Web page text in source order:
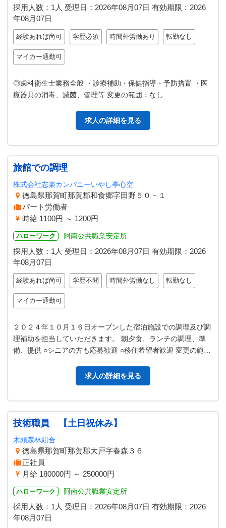
採用人数：1人 受理日： 2026年08月07日 有効期限： 2026
年08月07日
経験あれば尚可 学歴必須 時間外労働あり 転勤なし
マイカー通勤可
◎歯科衛生士業務全般 ・診療補助・保健指導・予防措置 ・医
療器具の消毒、滅菌、管理等 変更の範囲：なし
求人の詳細を見る
旅館での調理
株式会社志楽カンパニーいやし亭心空
徳島県那賀町那賀郡和食郷字田野５０－１
パート労働者
時給 1100円 ～ 1200円
ハローワーク 阿南公共職業安定所
採用人数：1人 受理日： 2026年08月07日 有効期限： 2026
年08月07日
経験あれば尚可 学歴不問 時間外労働なし 転勤なし
マイカー通勤可
２０２４年１０月１６日オープンした宿泊施設での調理及び調
理補助を担当していただきます。 朝夕食、ランチの調理、準
備、提供 ○シニアの方も応募歓迎 ○移住希望者歓迎 変更の範
求人の詳細を見る
技術職員 【土日祝休み】
木頭森林組合
徳島県那賀町那賀郡大戸字春森３６
正社員
月給 180000円 ～ 250000円
ハローワーク 阿南公共職業安定所
採用人数：1人 受理日： 2026年08月07日 有効期限： 2026
年08月07日